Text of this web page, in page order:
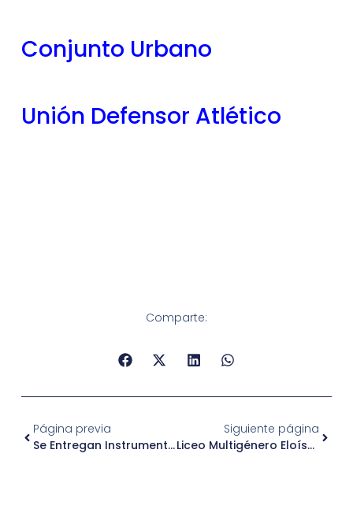
Conjunto Urbano
Unión Defensor Atlético
Comparte:
Página previa
Se Entregan Instrumentos A La Orquesta Infantil Durante El 1° Concierto De Temporada 2019
Siguiente página
Liceo Multigénero Eloísa Díaz Desde Hoy Es El Nuevo Nombre Del Liceo REAR